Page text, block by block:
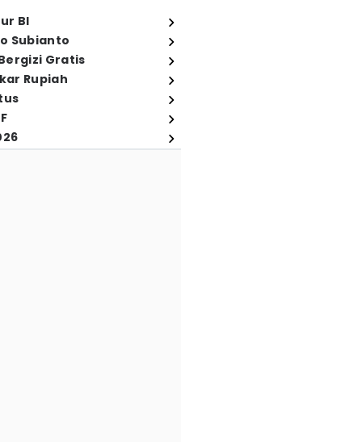
BI
Subianto
Gratis
Rupiah